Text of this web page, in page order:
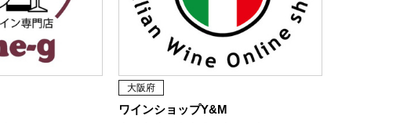
大阪府
ワインショップY&M